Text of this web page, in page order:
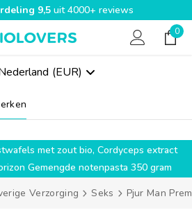
9,5 uit 4000+ reviews
0
0
Button Mobile: Nederland, EUR
(EUR)
met zout bio, Cordyceps extract
Gemengde notenpasta 350 gram
Verzorging Seks Pjur Man